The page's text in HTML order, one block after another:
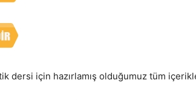
dersi için hazırlamış olduğumuz tüm